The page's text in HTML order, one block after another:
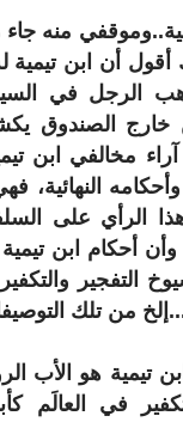
منه جاء
أن ابن تيمية
الرجل في
الصندوق
آراء مخالفي ابن
النهائية،
على
وأن أحكام ابن
التفجير
من تلك
تيمية هو الأب
في العالَم